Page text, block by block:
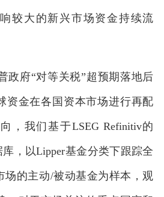
较大的新兴市场资金持续流
政府“对等关税”超预期落地后
资金在各国资本市场进行再配
，我们基于LSEG Refinitiv的
库，以Lipper基金分类下跟踪全
场的主动/被动基金为样本，观